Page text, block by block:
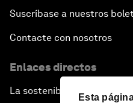
Esta
Suscríbase a nuestros
Contacte con nosotros
Enlaces directos
La sostenibilidad en el Foro